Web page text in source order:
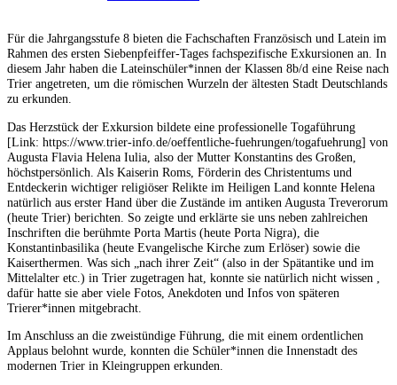
Für die Jahrgangsstufe 8 bieten die Fachschaften Französisch und Latein im
Rahmen des ersten Siebenpfeiffer-Tages fachspezifische Exkursionen an. In
diesem Jahr haben die Lateinschüler*innen der Klassen 8b/d eine Reise nach
Trier angetreten, um die römischen Wurzeln der ältesten Stadt Deutschlands
zu erkunden.
Das Herzstück der Exkursion bildete eine professionelle Togaführung
[Link: https://www.trier-info.de/oeffentliche-fuehrungen/togafuehrung] von
Augusta Flavia Helena Iulia, also der Mutter Konstantins des Großen,
höchstpersönlich. Als Kaiserin Roms, Förderin des Christentums und
Entdeckerin wichtiger religiöser Relikte im Heiligen Land konnte Helena
natürlich aus erster Hand über die Zustände im antiken Augusta Treverorum
(heute Trier) berichten. So zeigte und erklärte sie uns neben zahlreichen
Inschriften die berühmte Porta Martis (heute Porta Nigra), die
Konstantinbasilika (heute Evangelische Kirche zum Erlöser) sowie die
Kaiserthermen. Was sich „nach ihrer Zeit“ (also in der Spätantike und im
Mittelalter etc.) in Trier zugetragen hat, konnte sie natürlich nicht wissen ,
dafür hatte sie aber viele Fotos, Anekdoten und Infos von späteren
Trierer*innen mitgebracht.
Im Anschluss an die zweistündige Führung, die mit einem ordentlichen
Applaus belohnt wurde, konnten die Schüler*innen die Innenstadt des
modernen Trier in Kleingruppen erkunden.